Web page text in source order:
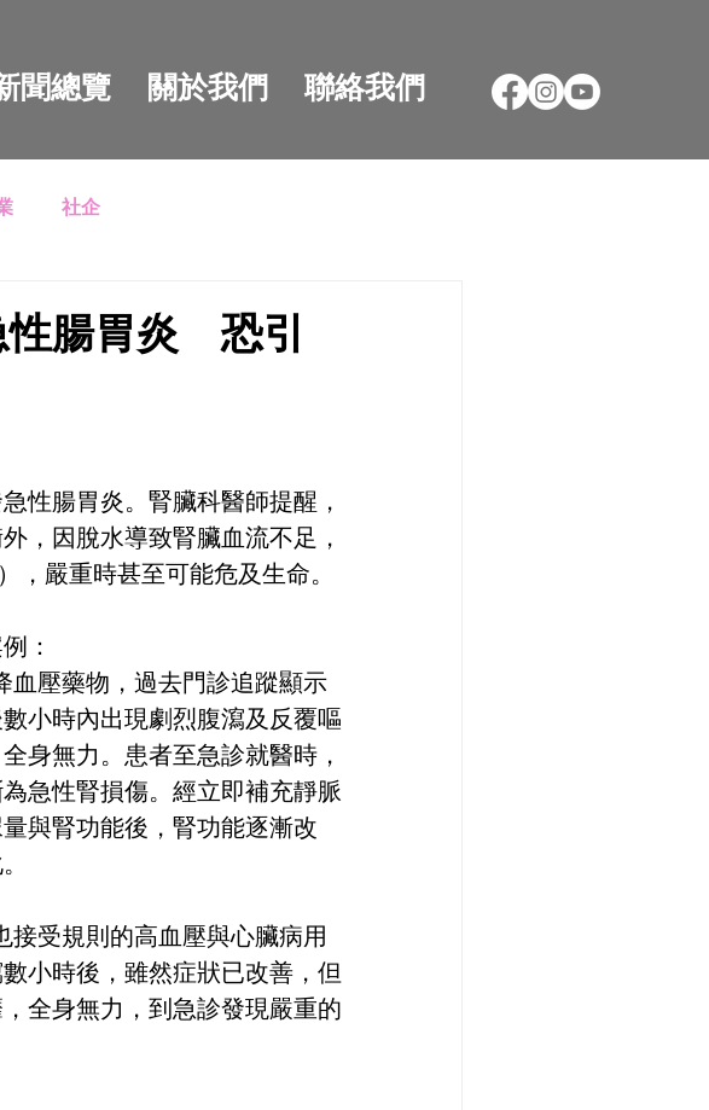
聞總覽 關於我們 聯絡我們
社企
性腸胃炎 恐引
性腸胃炎。腎臟科醫師提醒，
，因脫水導致腎臟血流不足，
嚴重時甚至可能危及生命。
：
壓藥物，過去門診追蹤顯示
小時內出現劇烈腹瀉及反覆嘔
身無力。患者至急診就醫時，
急性腎損傷。經立即補充靜脈
與腎功能後，腎功能逐漸改
受規則的高血壓與心臟病用
小時後，雖然症狀已改善，但
全身無力，到急診發現嚴重的